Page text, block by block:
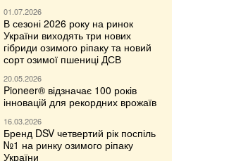
01.07.2026
В сезоні 2026 року на ринок
України виходять три нових
гібриди озимого ріпаку та новий
сорт озимої пшениці ДСВ
20.05.2026
Pioneer® відзначає 100 років
інновацій для рекордних врожаїв
16.03.2026
Бренд DSV четвертий рік поспіль
№1 на ринку озимого ріпаку
України